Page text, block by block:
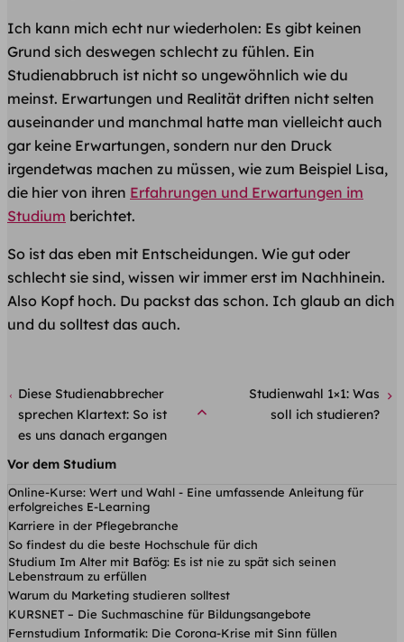
Ich kann mich echt nur wiederholen: Es gibt keinen
Grund sich deswegen schlecht zu fühlen. Ein
Studienabbruch ist nicht so ungewöhnlich wie du
meinst. Erwartungen und Realität driften nicht selten
auseinander und manchmal hatte man vielleicht auch
gar keine Erwartungen, sondern nur den Druck
irgendetwas machen zu müssen, wie zum Beispiel Lisa,
die hier von ihren Erfahrungen und Erwartungen im
Studium berichtet.​
So ist das eben mit Entscheidungen. Wie gut oder
schlecht sie sind, wissen wir immer erst im Nachhinein.
Also Kopf hoch. Du packst das schon. Ich glaub an dich
und du solltest das auch.
Diese Studienabbrecher
sprechen Klartext: So ist
es uns danach ergangen
Studienwahl 1×1: Was
soll ich studieren?
Vor dem Studium
Online-Kurse: Wert und Wahl - Eine umfassende Anleitung für
erfolgreiches E-Learning
Karriere in der Pflegebranche
So findest du die beste Hochschule für dich
Studium Im Alter mit Bafög: Es ist nie zu spät sich seinen
Lebenstraum zu erfüllen
Warum du Marketing studieren solltest
KURSNET – Die Suchmaschine für Bildungsangebote
Fernstudium Informatik: Die Corona-Krise mit Sinn füllen